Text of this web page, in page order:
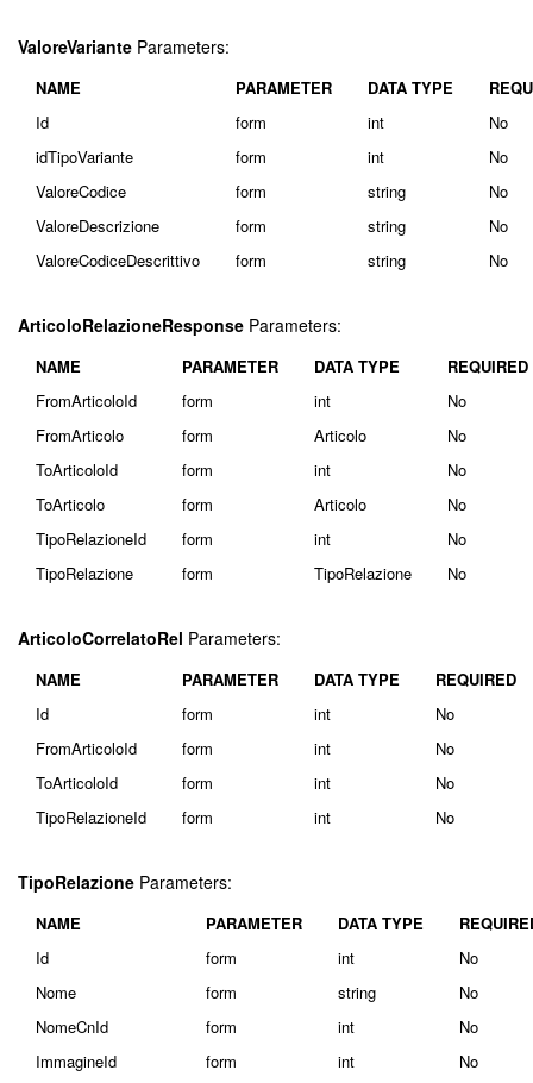
ValoreVariante Parameters:
NAME PARAMETER DATA TYPE
Id
form int
No
idTipoVariante
form int
No
ValoreCodice
form string
No
ValoreDescrizione
form string
No
ValoreCodiceDescrittivo
form string No
ArticoloRelazioneResponse Parameters:
NAME PARAMETER DATA TYPE
REQUIRED
FromArticoloId
form int
No
FromArticolo
form Articolo
No
ToArticoloId
form int
No
ToArticolo
form Articolo
No
TipoRelazioneId
form int
No
TipoRelazione
form TipoRelazione No
ArticoloCorrelatoRel Parameters:
NAME PARAMETER DATA TYPE
REQUIRED
Id
form int
No
FromArticoloId
form int
No
ToArticoloId
form int
No
TipoRelazioneId
form int No
TipoRelazione Parameters:
NAME PARAMETER DATA TYPE
Id
form int
No
Nome
form string
No
NomeCnId
form int
No
ImmagineId
form int
No